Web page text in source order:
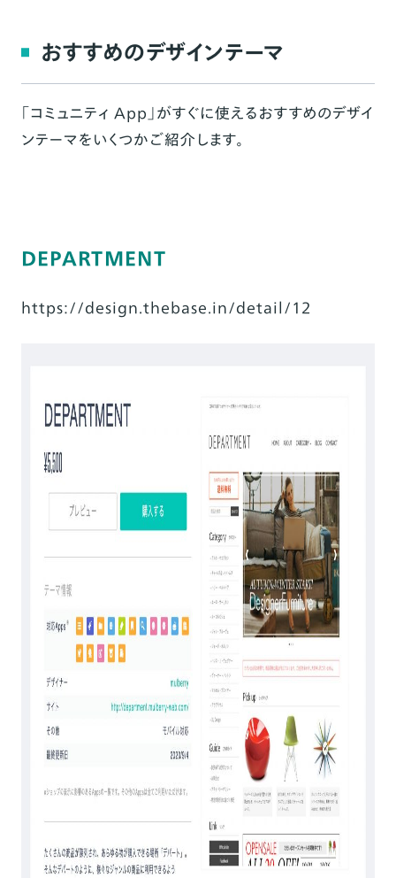
LPshoot
Allure
Wish
おすすめのデザインテーマ
「コミュニティ App 」がすぐに使えるおすすめのデザイ
ンテーマをいくつかご紹介します。
DEPARTMENT
https://design.thebase.in/detail/12